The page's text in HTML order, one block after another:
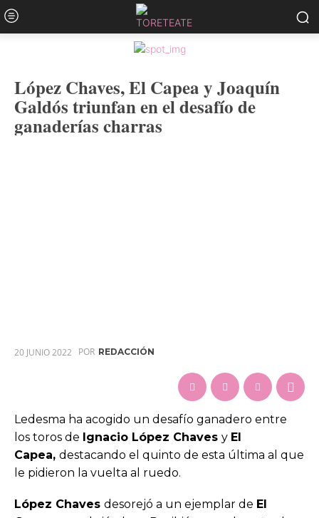
López Chaves, El Capea y Joaquín
Galdós triunfan en el desafío de
ganaderías charras
20 JUNIO 2022 POR REDACCIÓN
Ledesma ha acogido un desafío ganadero entre
los toros de Ignacio López Chaves y El
Capea, destacando el quinto de esta última al que
le pidieron la vuelta al ruedo.
López Chaves desorejó a un ejemplar de El